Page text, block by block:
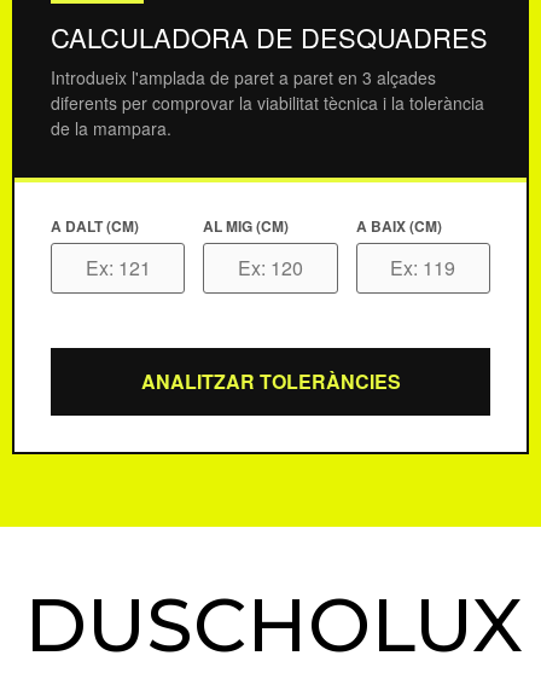
CALCULADORA DE DESQUADRES
Introdueix l'amplada de paret a paret en 3 alçades
diferents per comprovar la viabilitat tècnica i la tolerància
de la mampara.
A DALT (CM) AL MIG (CM) A BAIX (CM)
ANALITZAR TOLERÀNCIES
DUSCHOLUX